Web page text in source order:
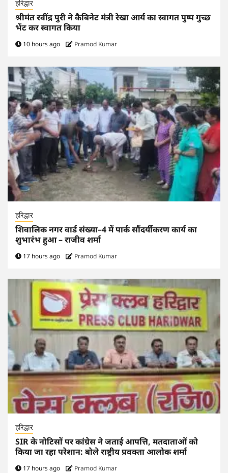
हरिद्वार
श्रीमंत रवींद्र पुरी ने कैबिनेट मंत्री रेखा आर्य का स्वागत पुष्प गुच्छ
भेंट कर स्वागत किया
10 hours ago Pramod Kumar
हरिद्वार
शिवालिक नगर वार्ड संख्या–4 में पार्क सौंदर्यीकरण कार्य का
शुभारंभ हुआ – राजीव शर्मा
17 hours ago Pramod Kumar
हरिद्वार
SIR के नोटिसों पर कांग्रेस ने जताई आपत्ति, मतदाताओं को
किया जा रहा परेशान: बोले राष्ट्रीय प्रवक्ता आलोक शर्मा
17 hours ago Pramod Kumar